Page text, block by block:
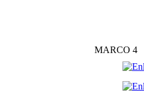
MARCO 4